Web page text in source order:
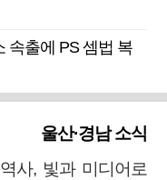
속출에 PS 셈법 복
울산·경남 소식
사, 빛과 미디어로